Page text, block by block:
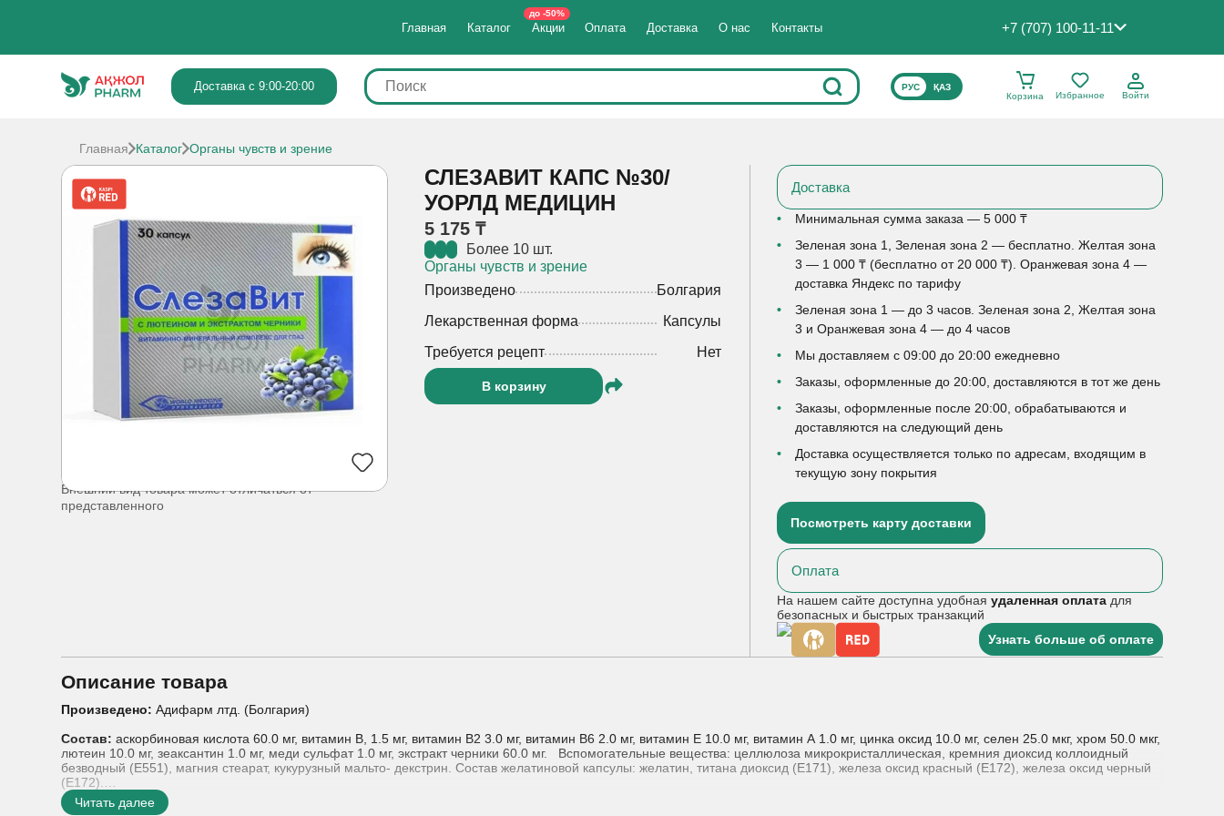
Главная Каталог Акции
до -50%
Оплата Доставка О нас Контакты +7 (707) 100-11-11
Доставка с 9:00-20:00 ВЫБЕРИТЕ ЯЗЫК САЙТА
РУС
ҚАЗ
Корзина
Избранное Войти
Главная Каталог Органы чувств и зрение
Внешний вид товара может отличаться от
представленного
СЛЕЗАВИТ КАПС №30/
УОРЛД МЕДИЦИН
5 175 ₸
Более 10 шт.
Органы чувств и зрение
Произведено
Болгария
Лекарственная форма
Капсулы
Требуется рецепт
Нет
В корзину
Доставка
Минимальная сумма заказа — 5 000 ₸
Зеленая зона 1, Зеленая зона 2 — бесплатно. Желтая зона
3 — 1 000 ₸ (бесплатно от 20 000 ₸). Оранжевая зона 4 —
доставка Яндекс по тарифу
Зеленая зона 1 — до 3 часов. Зеленая зона 2, Желтая зона
3 и Оранжевая зона 4 — до 4 часов
Мы доставляем с 09:00 до 20:00 ежедневно
Заказы, оформленные до 20:00, доставляются в тот же день
Заказы, оформленные после 20:00, обрабатываются и
доставляются на следующий день
Доставка осуществляется только по адресам, входящим в
текущую зону покрытия
Посмотреть карту доставки
Оплата
На нашем сайте доступна удобнаяудаленная оплата для
безопасных и быстрых транзакций
Узнать больше об оплате
Описание товара
Произведено:Адифарм лтд. (Болгария)
Состав:аскорбиновая кислота 60.0 мг, витамин В, 1.5 мг, витамин В2 3.0 мг, витамин В6 2.0 мг, витамин Е 10.0 мг, витамин А 1.0 мг, цинка оксид 10.0 мг, селен 25.0 мкг, хром 50.0 мкг,
лютеин 10.0 мг, зеаксантин 1.0 мг, меди сульфат 1.0 мг, экстракт черники 60.0 мг. Вспомогательные вещества: целлюлоза микрокристаллическая, кремния диоксид коллоидный
безводный (Е551), магния стеарат, кукурузный мальто- декстрин. Состав желатиновой капсулы: желатин, титана диоксид (Е171), железа оксид красный (Е172), железа оксид черный
(Е172).
Показания к применению:
Читать далее